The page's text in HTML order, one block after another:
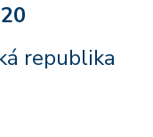
republika